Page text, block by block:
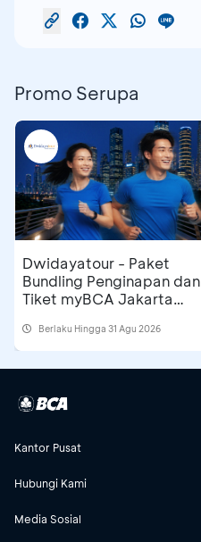
Promo Serupa
Dwidayatour - Paket
Bundling Penginapan dan
Tiket myBCA Jakarta
Berlaku Hingga 31 Agu 2026
Kantor Pusat
Hubungi Kami
Media Sosial